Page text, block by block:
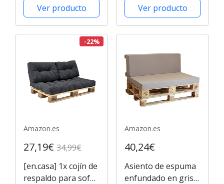
asiento + cojines de
respaldo
acolchados [beige]
Ver producto
PaletVer producto
-22%
Amazon.es
27,19€ 34,99€
[en.casa] 1x cojín de
respaldo para sofá-
Amazon.es
40,24€
Asiento de espuma
enfundado en gris